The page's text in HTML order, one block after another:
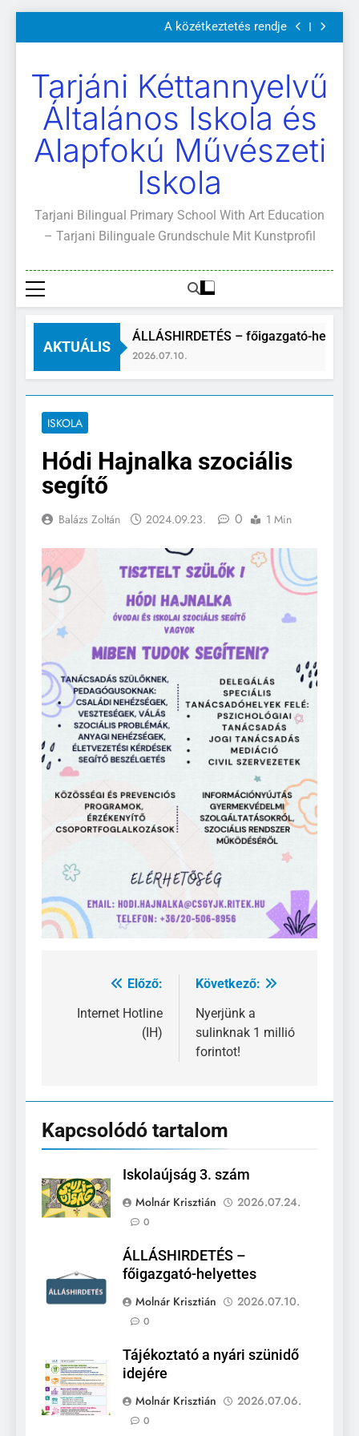
a
Szülői értekezletek 2026. május 04-14.
A közétkeztetés rendje
Kötelező és ajánlott olvasmányok
Szülői értekezletek 2026. május 04-14.
A közétkeztetés rendje
Kötelező és ajánlott olvasmányok
A Mi Világunk!
Tarjáni Kéttannyelvű
Általános Iskola és
Alapfokú Művészeti
Iskola
Tarjani Bilingual Primary School With Art Education
– Tarjani Bilinguale Grundschule Mit Kunstprofil
AKTUÁLIS
ÁLLÁSHIRDETÉS – főigazgató-
2026.07.10.
ISKOLA
Hódi Hajnalka szociális
segítő
Balázs Zoltán 2024.09.23. 0 1 Min
Bejegyzés
navigáció
Előző:
Internet Hotline
(IH)
Következő:
Nyerjünk a
sulinknak 1 millió
forintot!
Kapcsolódó tartalom
Iskolaújság 3. szám
Molnár Krisztián
2026.07.24.
0
ÁLLÁSHIRDETÉS –
főigazgató-helyettes
Molnár Krisztián
2026.07.10.
0
Tájékoztató a nyári szünidő
idejére
Molnár Krisztián
2026.07.06.
0